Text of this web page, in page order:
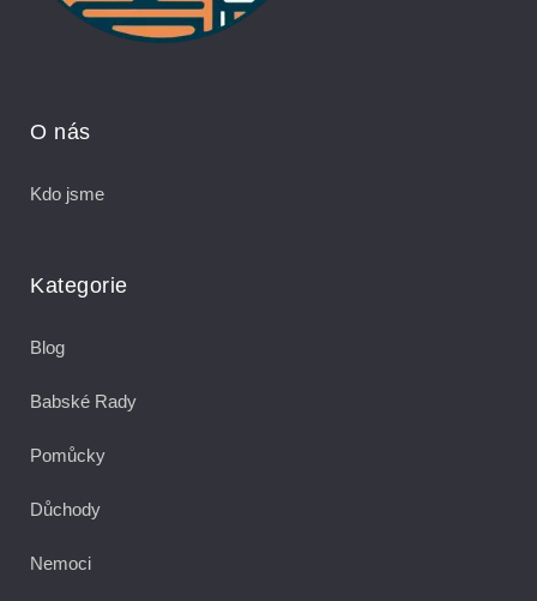
O nás
Kdo jsme
Kategorie
Blog
Babské Rady
Pomůcky
Důchody
Nemoci